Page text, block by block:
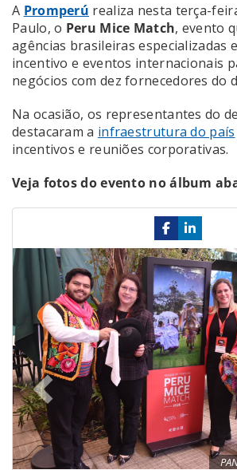
A Promperú realiza nesta terça-
Paulo, o Peru Mice Match, evento
agências brasileiras especializadas
incentivo e eventos internacionais
negócios com dez fornecedores do
Na ocasião, os representantes do
destacaram a infraestrutura do país
incentivos e reuniões corporativas.
Veja fotos do evento no álbum
Previous